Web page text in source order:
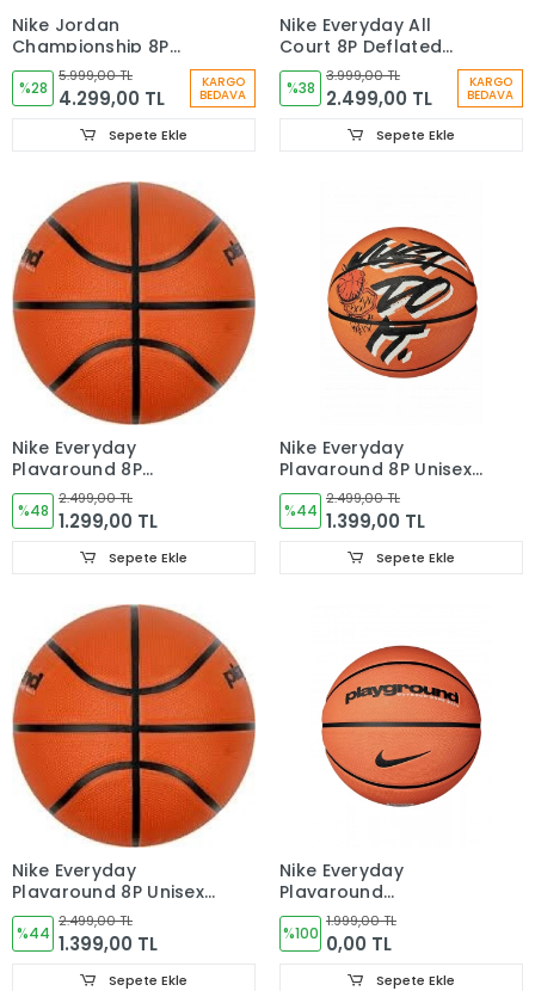
Nike Jordan
Championship 8P
Deflated Çok Renkli
Basketbol Topu
J.100.9917.891.07
%28
5.999,00 TL
4.299,00 TL
KARGO
BEDAVA
Sepete Ekle
Nike Everyday All
Court 8P Deflated
Unisex Çok Renkli
Basketbol Topu
N.100.4369.517.07
%38
3.999,00 TL
2.499,00 TL
KARGO
BEDAVA
Sepete Ekle
Nike Everyday
Playground 8P
Deflated Unisex
Basketbol Topu
Turuncu
N.100.4498.814.06
%48
2.499,00 TL
1.299,00 TL
Sepete Ekle
Nike Everyday
Playground 8P Unisex
Turuncu Basketbol
Topu N.100.4371.877.07
%44
2.499,00 TL
1.399,00 TL
Sepete Ekle
Nike Everyday
Playground 8P Unisex
Turuncu Basketbol
Topu N.100.4498.814.05
%44
2.499,00 TL
1.399,00 TL
Sepete Ekle
Nike Everyday
Playground
N.100.4498.814.07
Numara Basketbol
Topu
%100
1.999,00 TL
0,00 TL
Sepete Ekle